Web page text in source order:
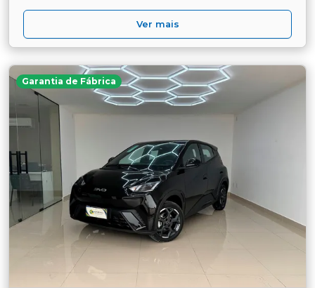
Ver mais
Garantia de Fábrica